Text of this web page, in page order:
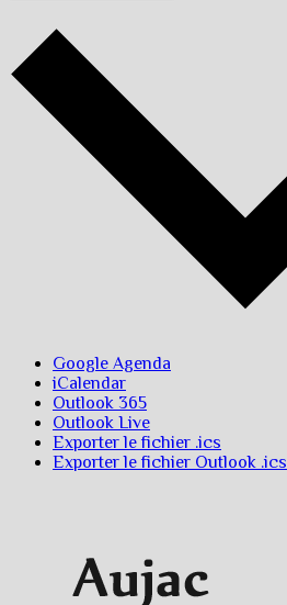
Google Agenda
iCalendar
Outlook 365
Outlook Live
Exporter le fichier .ics
Exporter le fichier Outlook .ics